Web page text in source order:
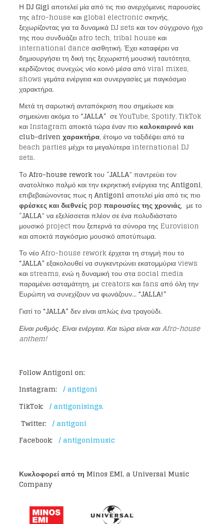
Η DJ Gigi αποτελεί μία από τις πιο ανερχόμενες παρουσίες
της afro-house και global electronic σκηνής,
ξεχωρίζοντας για τα δυναμικά DJ sets και τον σύγχρονο ήχο
της που συνδυάζει afro tech, tribal house και
international dance αισθητική. Έχει καταφέρει να
δημιουργήσει τη δική της ξεχωριστή μουσική ταυτότητα,
κερδίζοντας συνεχώς νέο κοινό μέσα από viral mixes,
shows γεμάτα ενέργεια και συνεργασίες με παγκόσμιο
χαρακτήρα.
Μετά τη σαρωτική ανταπόκριση που σημείωσε και
σημειώνει ακόμα το“JALLA” σε YouTube, Spotify, TikTok
και Instagram αποκτά τώρα έναν πιο καλοκαιρινό και
club-driven χαρακτήρα, έτοιμο να ταξιδέψει από τα
beach parties μέχρι τα μεγαλύτερα international DJ
sets.
ΤοAfro-house reworkτου “JALLA” παντρεύει τον
ανατολίτικο παλμό και την εκρηκτική ενέργεια τηςAntigoni,
επιβεβαιώνοντας πως η Antigoni αποτελεί μία από τις πιο
φρέσκες και διεθνείς pop παρουσίες της χρονιάς, με το
“JALLA” να εξελίσσεται πλέον σε ένα πολυδιάστατο
μουσικό project που ξεπερνά τα σύνορα της Eurovision
και αποκτά παγκόσμιο μουσικό αποτύπωμα.
Το νέο Afro-house rework έρχεται τη στιγμή που το
“JALLA” εξακολουθεί να συγκεντρώνει εκατομμύρια views
και streams, ενώ η δυναμική του στα social media
παραμένει ασταμάτητη, με creators και fans από όλη την
Ευρώπη να συνεχίζουν να φωνάζουν…“JALLA!”
Γιατί το“JALLA” δεν είναι απλώς ένα τραγούδι.
Είναι ρυθμός. Είναι ενέργεια. Και τώρα είναι και Afro-house
anthem!
Follow Antigoni on:
Instagram: / antigoni
TikTok: / antigonisings.
Twitter: / antigoni
Facebook: / antigonimusic
Κυκλοφορεί από τη Minos EMI, a Universal Music
Company
Loading your form, please wait...